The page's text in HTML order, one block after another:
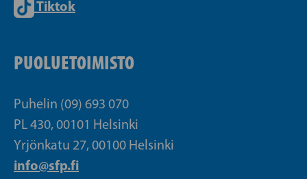
Tiktok
PUOLUETOIMISTO
Puhelin (09) 693 070
PL 430, 00101 Helsinki
Yrjönkatu 27, 00100 Helsinki
info@sfp.fi